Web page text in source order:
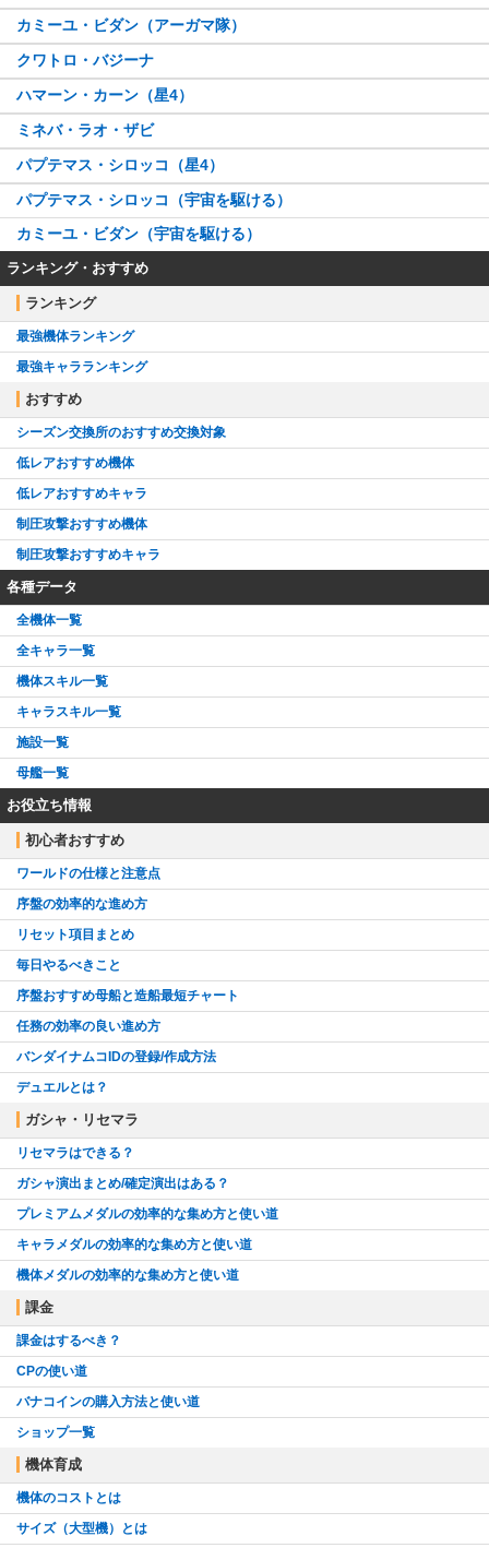
カミーユ・ビダン（アーガマ隊）
クワトロ・バジーナ
ハマーン・カーン（星4）
ミネバ・ラオ・ザビ
パプテマス・シロッコ（星4）
パプテマス・シロッコ（宇宙を駆ける）
カミーユ・ビダン（宇宙を駆ける）
ランキング・おすすめ
ランキング
最強機体ランキング
最強キャラランキング
おすすめ
シーズン交換所のおすすめ交換対象
低レアおすすめ機体
低レアおすすめキャラ
制圧攻撃おすすめ機体
制圧攻撃おすすめキャラ
各種データ
全機体一覧
全キャラ一覧
機体スキル一覧
キャラスキル一覧
施設一覧
母艦一覧
お役立ち情報
初心者おすすめ
ワールドの仕様と注意点
序盤の効率的な進め方
リセット項目まとめ
毎日やるべきこと
序盤おすすめ母船と造船最短チャート
任務の効率の良い進め方
バンダイナムコIDの登録/作成方法
デュエルとは？
ガシャ・リセマラ
リセマラはできる？
ガシャ演出まとめ/確定演出はある？
プレミアムメダルの効率的な集め方と使い道
キャラメダルの効率的な集め方と使い道
機体メダルの効率的な集め方と使い道
課金
課金はするべき？
CPの使い道
バナコインの購入方法と使い道
ショップ一覧
機体育成
機体のコストとは
サイズ（大型機）とは